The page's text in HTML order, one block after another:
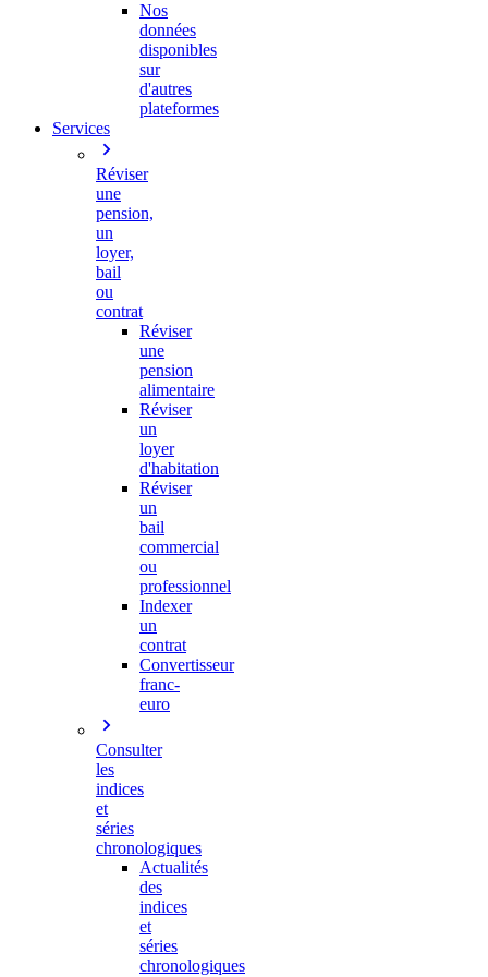
Nos
données
disponibles
sur
d'autres
plateformes
Services
Réviser
une
pension,
un
loyer,
bail
ou
contrat
Réviser
une
pension
alimentaire
Réviser
un
loyer
d'habitation
Réviser
un
bail
commercial
ou
professionnel
Indexer
un
contrat
Convertisseur
franc-
euro
Consulter
les
indices
et
séries
chronologiques
Actualités
des
indices
et
séries
chronologiques